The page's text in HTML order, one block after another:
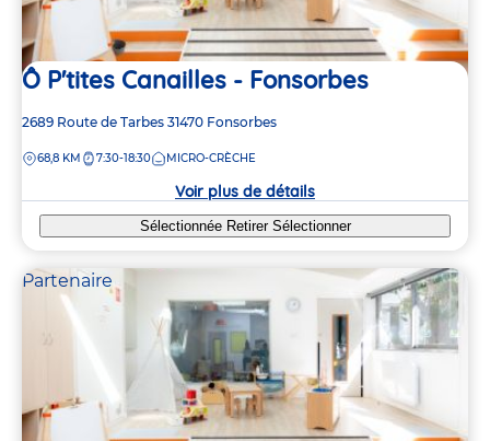
Ô P'tites Canailles - Fonsorbes
Adresse
la
2689 Route de Tarbes 31470 Fonsorbes
DISTANCE
68,8 KM 7:30-18:30 MICRO-CRÈCHE
Voir plus de détails
Sélectionnée Retirer Sélectionner
Partenaire